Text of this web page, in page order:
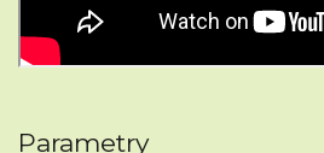
Parametry